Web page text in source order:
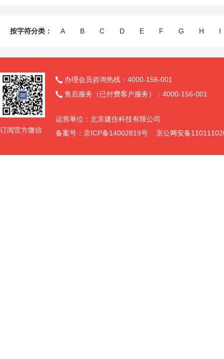
按字符分类： A B C D E F G H I
订阅官方微信
 办理会员咨询热线：4000-156-001
 售后服务（已付费客户服务）：4000-156-001
运营单位：北京建住科技有限公司
备案号：京ICP备14002819号 京公网安备